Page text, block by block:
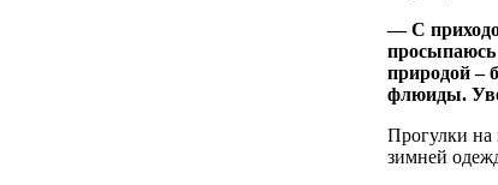
— С
просыпаюсь
природой –
флюиды.
Прогулки на
зимней